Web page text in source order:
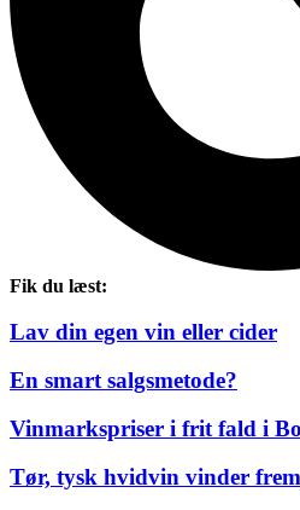
Fik du læst:
Lav din egen vin eller cider
En smart salgsmetode?
Vinmarkspriser i frit fald i
Tør, tysk hvidvin vinder frem